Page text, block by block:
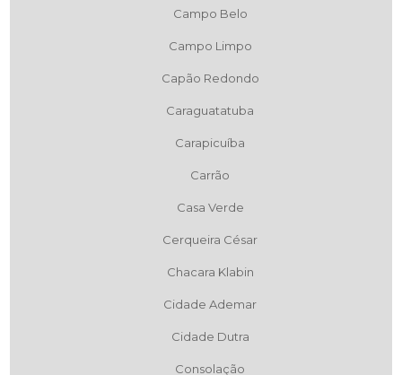
Campo Belo
Campo Limpo
Capão Redondo
Caraguatatuba
Carapicuíba
Carrão
Casa Verde
Cerqueira César
Chacara Klabin
Cidade Ademar
Cidade Dutra
Consolação